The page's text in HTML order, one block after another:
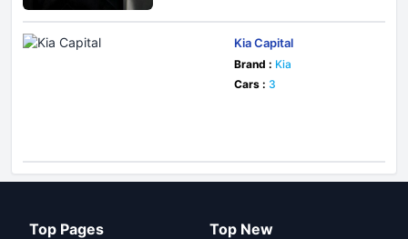
Kia Capital
Brand : Kia
Cars : 3
Top Pages Top New